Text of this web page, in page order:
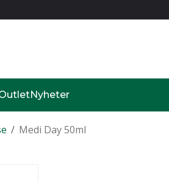
Nyheter
/ Medi Day 50ml